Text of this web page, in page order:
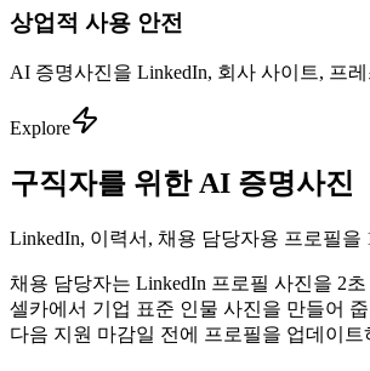
상업적 사용 안전
AI 증명사진을 LinkedIn, 회사 사이트, 프
Explore
구직자를 위한 AI 증명사진
LinkedIn, 이력서, 채용 담당자용 프로필을
채용 담당자는 LinkedIn 프로필 사진을 2
셀카에서 기업 표준 인물 사진을 만들어
다음 지원 마감일 전에 프로필을 업데이트